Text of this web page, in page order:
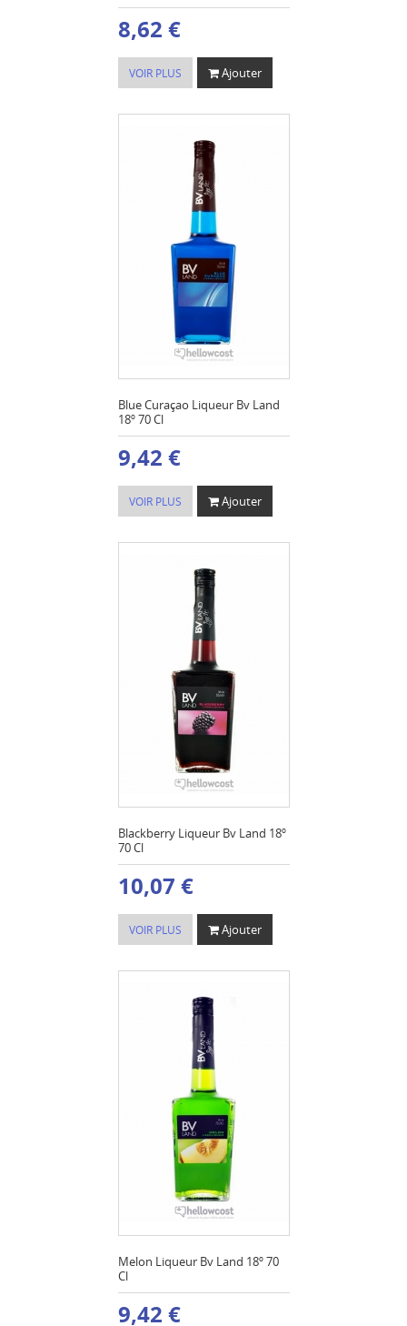
8,62 €
VOIR PLUS Ajouter
Blue Curaçao Liqueur Bv Land
18º 70 Cl
9,42 €
VOIR PLUS Ajouter
Blackberry Liqueur Bv Land 18º
70 Cl
10,07 €
VOIR PLUS Ajouter
Melon Liqueur Bv Land 18º 70
Cl
9,42 €